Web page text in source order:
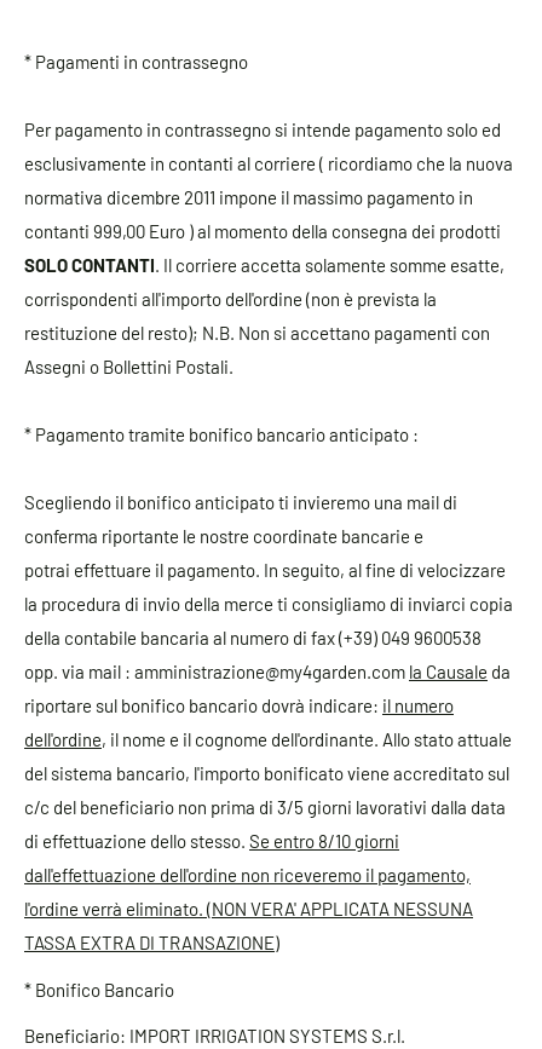
* Pagamenti in contrassegno
Per pagamento in contrassegno si intende pagamento solo ed
esclusivamente in contanti al corriere ( ricordiamo che la nuova
normativa dicembre 2011 impone il massimo pagamento in
contanti 999,00 Euro ) al momento della consegna dei prodotti
SOLO CONTANTI. Il corriere accetta solamente somme esatte,
corrispondenti all'importo dell'ordine (non è prevista la
restituzione del resto); N.B. Non si accettano pagamenti con
Assegni o Bollettini Postali.
* Pagamento tramite bonifico bancario anticipato :
Scegliendo il bonifico anticipato ti invieremo una mail di
conferma riportante le nostre coordinate bancarie e
potrai effettuare il pagamento. In seguito, al fine di velocizzare
la procedura di invio della merce ti consigliamo di inviarci copia
della contabile bancaria al numero di fax (+39) 049 9600538
opp. via mail : amministrazione@my4garden.com la Causale da
riportare sul bonifico bancario dovrà indicare: il numero
dell'ordine, il nome e il cognome dell'ordinante. Allo stato attuale
del sistema bancario, l'importo bonificato viene accreditato sul
c/c del beneficiario non prima di 3/5 giorni lavorativi dalla data
di effettuazione dello stesso. Se entro 8/10 giorni
dall'effettuazione dell'ordine non riceveremo il pagamento,
l'ordine verrà eliminato. (NON VERA' APPLICATA NESSUNA
TASSA EXTRA DI TRANSAZIONE)
* Bonifico Bancario
Beneficiario: IMPORT IRRIGATION SYSTEMS S.r.l.